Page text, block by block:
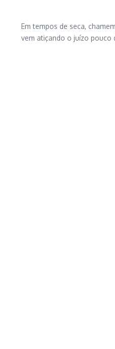
Em tempos de seca,
vem atiçando o juízo pouco